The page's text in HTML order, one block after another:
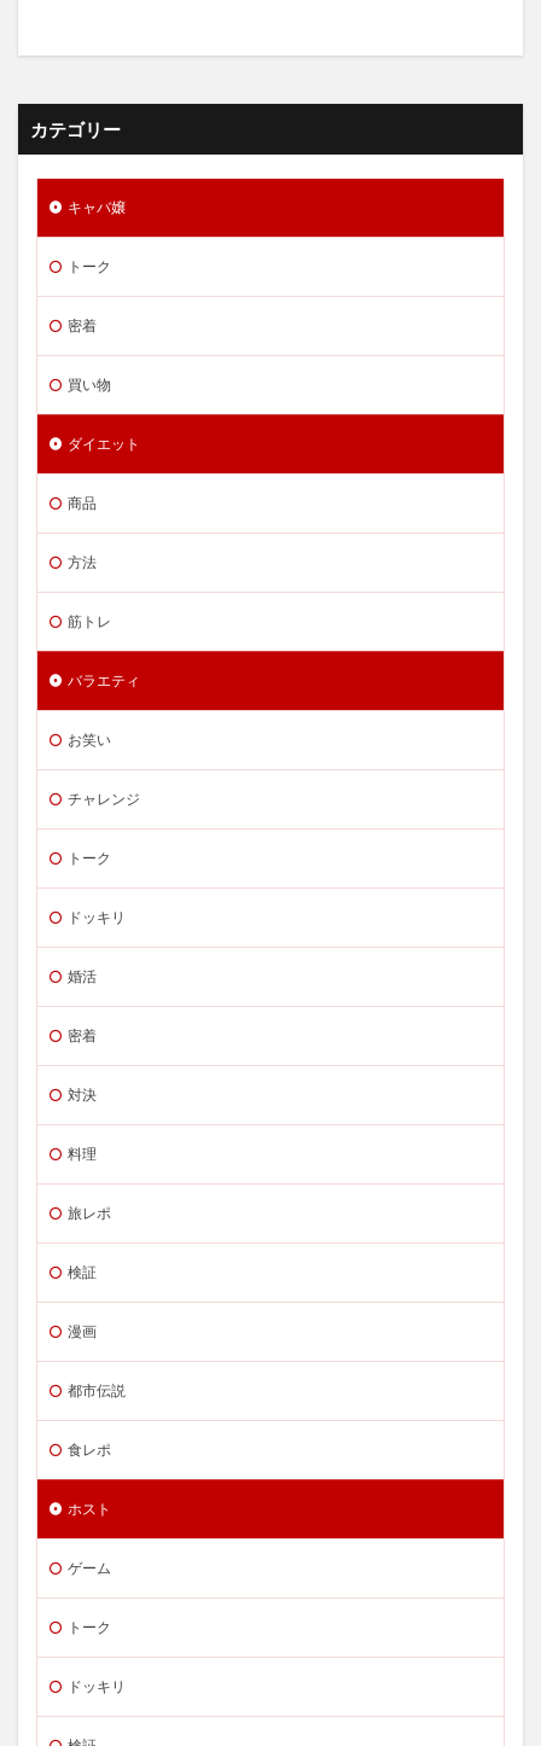
カテゴリー
キャバ嬢
トーク
密着
買い物
ダイエット
商品
方法
筋トレ
バラエティ
お笑い
チャレンジ
トーク
ドッキリ
婚活
密着
対決
料理
旅レポ
検証
漫画
都市伝説
食レポ
ホスト
ゲーム
トーク
ドッキリ